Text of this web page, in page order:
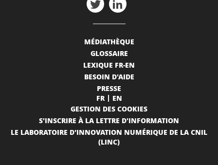
MÉDIATHÈQUE
GLOSSAIRE
LEXIQUE FR-EN
BESOIN D'AIDE
PRESSE
FR
EN
GESTION DES COOKIES
S'INSCRIRE À LA LETTRE D'INFORMATION
LE LABORATOIRE D'INNOVATION NUMÉRIQUE DE LA CNIL
(LINC)